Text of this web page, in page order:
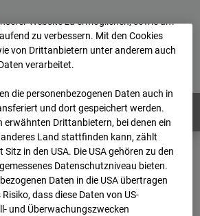
Impressum
Login
Länder
STRABAG BMTI Werkstatthalle Garching
07 08 17:00
Website zu ermöglichen, sowie um
zu verbessern. Mit den Cookies
von Drittanbietern unter anderem auch
verarbeitet.
die personenbezogenen Daten auch in
und dort gespeichert werden.
erwähnten Drittanbietern, bei denen ein
Land stattfinden kann, zählt
in den USA. Die USA gehören zu den
Datenschutzniveau bieten.
Daten in die USA übertragen
dass diese Daten von US-
und Überwachungszwecken